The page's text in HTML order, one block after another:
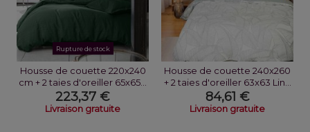
Rupture de stock
Housse de couette 220x240
cm + 2 taies d'oreiller 65x65...
223,37 €
Livraison gratuite
Housse de couette 240x260
+ 2 taies d'oreiller 63x63 Lin...
84,61 €
Livraison gratuite